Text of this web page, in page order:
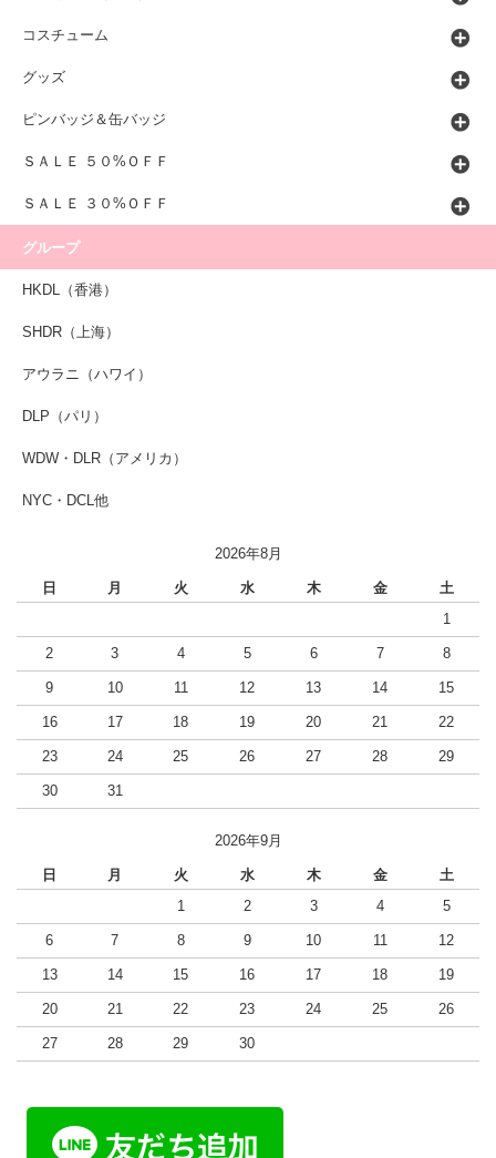
コスチューム
グッズ
ピンバッジ＆缶バッジ
ＳＡＬＥ ５０%ＯＦＦ
ＳＡＬＥ ３０%ＯＦＦ
グループ
HKDL（香港）
SHDR（上海）
アウラニ（ハワイ）
DLP（パリ）
WDW・DLR（アメリカ）
NYC・DCL他
2026年8月
日 月 火 水 木 金
土
1
2 3 4 5 6 7 8
9 10 11 12 13 14 15
16 17 18 19 20 21 22
23 24 25 26 27 28 29
30 31
2026年9月
日 月 火 水 木 金
土
1
2 3 4 5
6 7 8 9 10 11 12
13 14 15 16 17 18 19
20 21 22 23 24 25 26
27 28 29 30